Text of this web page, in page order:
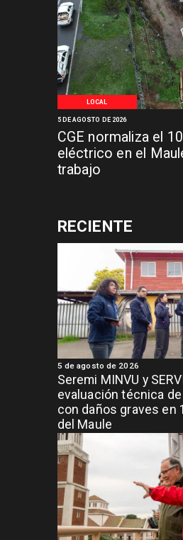
LOCAL
CGE normaliza el
eléctrico en el
trabajo
5 DE AGOSTO DE 2026
RECIENTE
Seremi MINVU y
evaluación técnica
con daños graves en
del Maule
5 de agosto de 2026